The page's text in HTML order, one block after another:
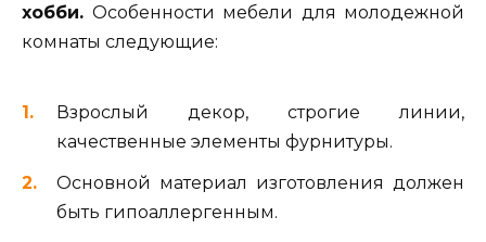
хобби. Особенности мебели для молодежной
комнаты следующие:
Взрослый декор, строгие линии,
качественные элементы фурнитуры.
Основной материал изготовления должен
быть гипоаллергенным.